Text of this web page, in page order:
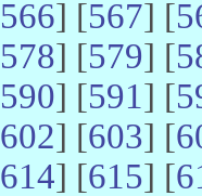
566] [567] [
578] [579] [
590] [591] [
602] [603] [
614] [615] [